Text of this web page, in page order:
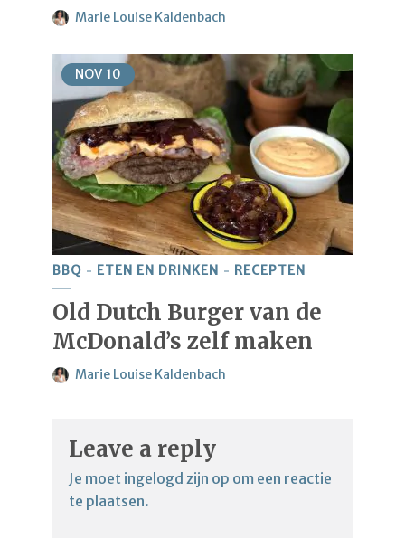
Marie Louise Kaldenbach
NOV 10
BBQ ETEN EN DRINKEN RECEPTEN
Old Dutch Burger van de
McDonald’s zelf maken
Marie Louise Kaldenbach
Leave a reply
Je moet ingelogd zijn op om een reactie
te plaatsen.